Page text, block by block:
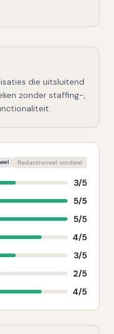
die uitsluitend
zonder staffing-,
Redactioneel oordeel
3/5
5/5
5/5
4/5
3/5
2/5
4/5